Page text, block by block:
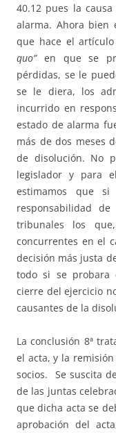
40.12 pues la
alarma. Ahora
que hace el
quo”en que se
pérdidas, se le
se le diera, los
incurrido en
estado de alarma
más de dos meses
de disolución. No
legislador y para
estimamos que
responsabilidad
tribunales los
concurrentes en el
decisión más justa
todo si se probara
cierre del ejercicio
causantes de la
La conclusión 8ª
el acta, y la
socios. Se suscita
de las juntas
que dicha acta se
aprobación del